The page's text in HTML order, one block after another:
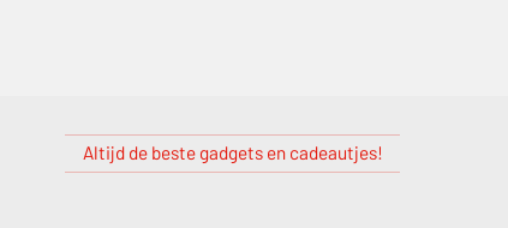
Altijd de beste gadgets en cadeautjes!